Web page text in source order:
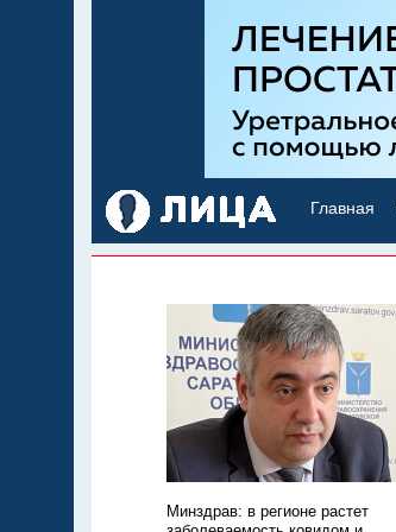
Главная
Минздрав: в регионе растет